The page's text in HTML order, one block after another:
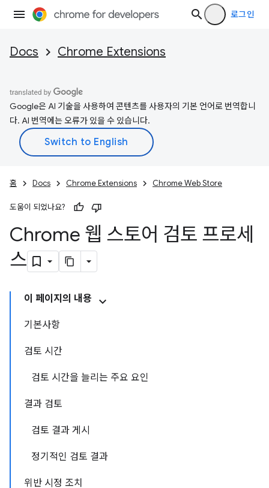
로그인
Docs Chrome Extensions
Google은 AI 기술을 사용하여 콘텐츠를 사용자의 기본 언어로 번역합니
다. AI 번역에는 오류가 있을 수 있습니다.
홈 Docs Chrome Extensions Chrome Web Store
도움이 되었나요?
Chrome 웹 스토어 검토 프로세
스
이 페이지의 내용
기본사항
검토 시간
검토 시간을 늘리는 주요 요인
결과 검토
검토 결과 게시
정기적인 검토 결과
위반 시정 조치